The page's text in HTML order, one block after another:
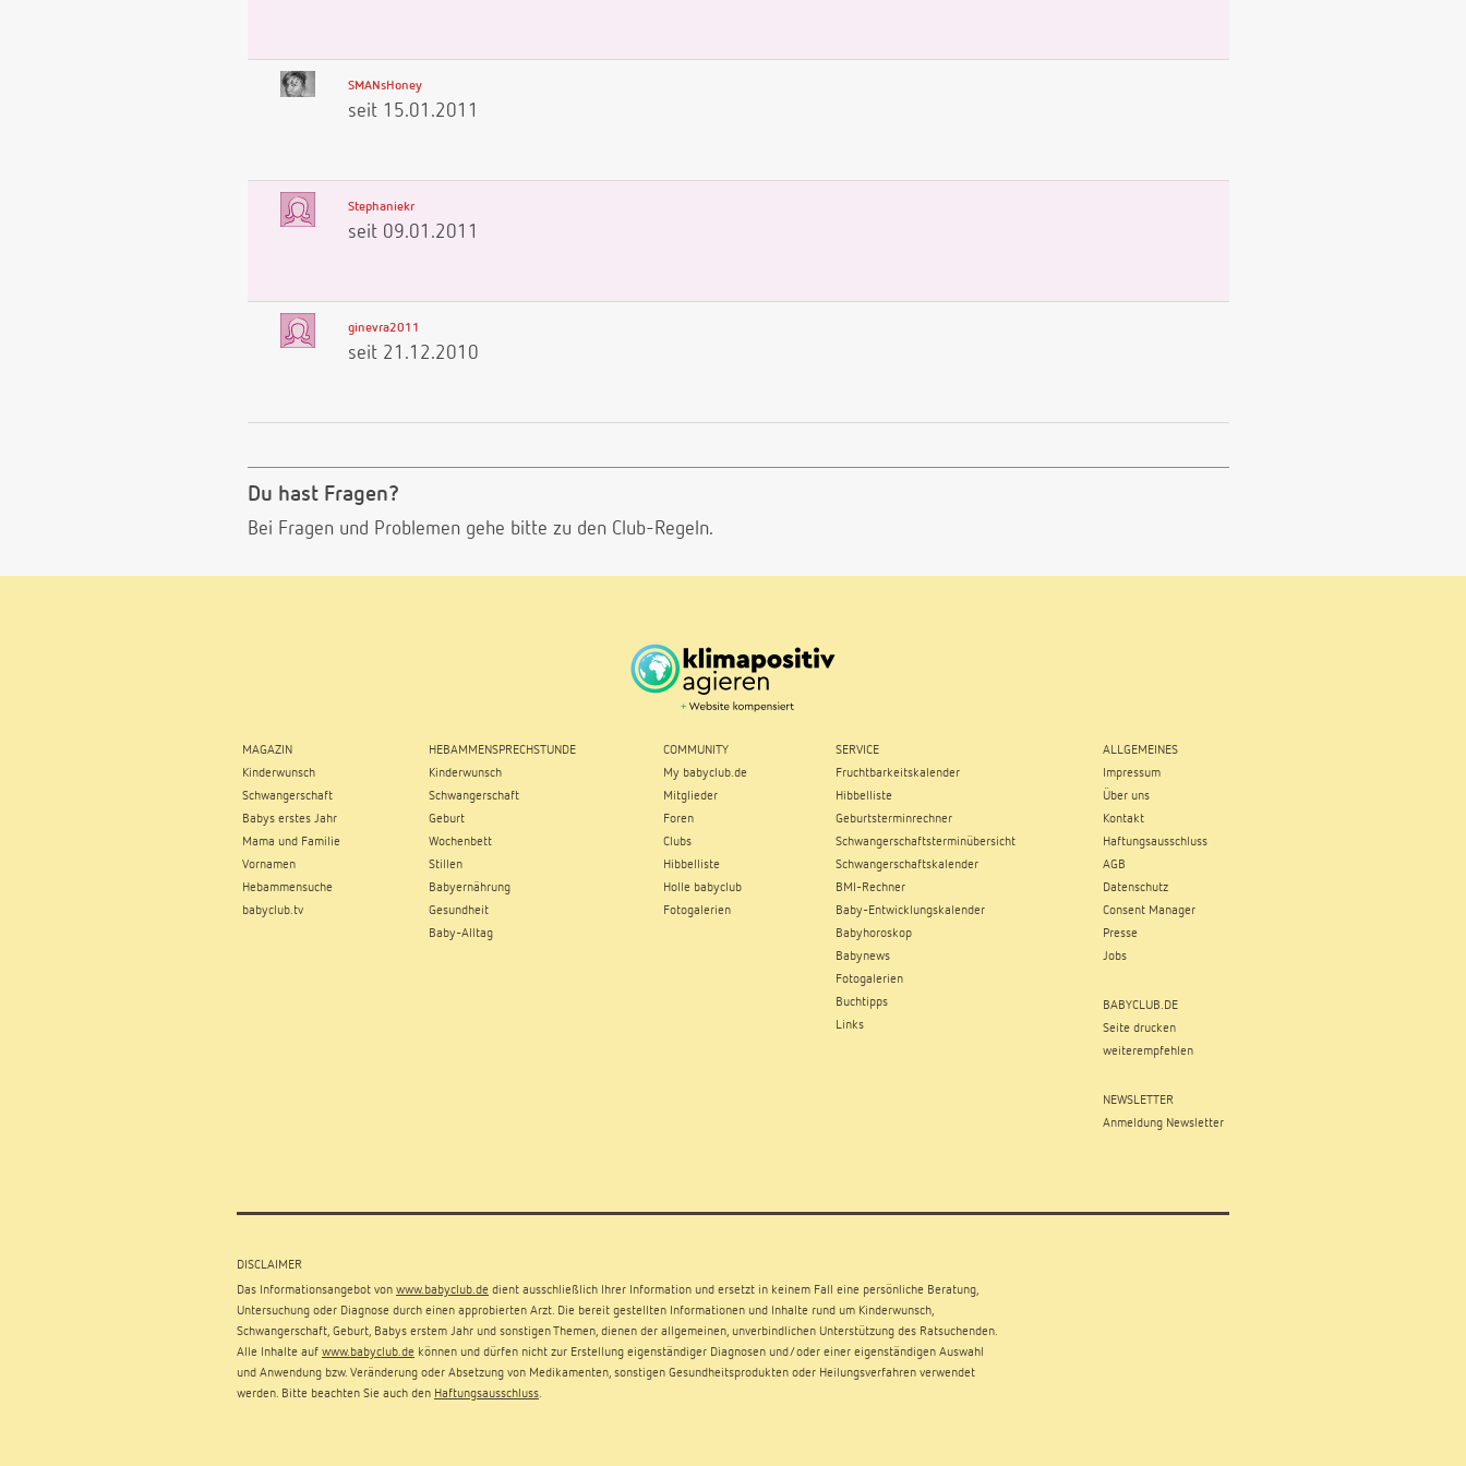
SMANsHoney
seit 15.01.2011
Stephaniekr
seit 09.01.2011
ginevra2011
seit 21.12.2010
Du hast Fragen?
Bei Fragen und Problemen gehe bitte zu den Club-Regeln.
MAGAZIN
Kinderwunsch
Schwangerschaft
Babys erstes Jahr
Mama und Familie
Vornamen
Hebammensuche
babyclub.tv
HEBAMMENSPRECHSTUNDE
Kinderwunsch
Schwangerschaft
Geburt
Wochenbett
Stillen
Babyernährung
Gesundheit
Baby-Alltag
COMMUNITY
My babyclub.de
Mitglieder
Foren
Clubs
Hibbelliste
Holle babyclub
Fotogalerien
SERVICE
Fruchtbarkeitskalender
Hibbelliste
Geburtsterminrechner
Schwangerschaftsterminübersicht
Schwangerschaftskalender
BMI-Rechner
Baby-Entwicklungskalender
Babyhoroskop
Babynews
Fotogalerien
Buchtipps
Links
ALLGEMEINES
Impressum
Über uns
Kontakt
Haftungsausschluss
AGB
Datenschutz
Consent Manager
Presse
Jobs
BABYCLUB.DE
Seite drucken
weiterempfehlen
NEWSLETTER
Anmeldung Newsletter
DISCLAIMER
Das Informationsangebot von www.babyclub.de dient ausschließlich Ihrer Information und ersetzt in keinem Fall eine persönliche Beratung,
Untersuchung oder Diagnose durch einen approbierten Arzt. Die bereit gestellten Informationen und Inhalte rund um Kinderwunsch,
Schwangerschaft, Geburt, Babys erstem Jahr und sonstigen Themen, dienen der allgemeinen, unverbindlichen Unterstützung des Ratsuchenden.
Alle Inhalte auf www.babyclub.de können und dürfen nicht zur Erstellung eigenständiger Diagnosen und/oder einer eigenständigen Auswahl
und Anwendung bzw. Veränderung oder Absetzung von Medikamenten, sonstigen Gesundheitsprodukten oder Heilungsverfahren verwendet
werden. Bitte beachten Sie auch den Haftungsausschluss.